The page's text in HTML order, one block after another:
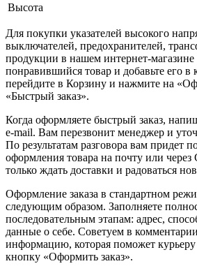
Высота
Для покупки указателей высокого
выключателей, предохранителей,
продукции в нашем интернет-магазине
понравившийся товар и добавьте его в
перейдите в Корзину и нажмите на
«Быстрый заказ».
Когда оформляете быстрый заказ,
e-mail. Вам перезвонит менеджер и
По результатам разговора вам придет
оформления товара на почту или
только ждать доставки и радоваться
Оформление заказа в стандартном
следующим образом. Заполняете
последовательным этапам: адрес,
данные о себе. Советуем в
информацию, которая поможет
кнопку «Оформить заказ».